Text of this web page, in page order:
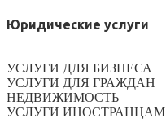
Юридические услуги
УСЛУГИ ДЛЯ БИЗНЕСА
УСЛУГИ ДЛЯ ГРАЖДАН
НЕДВИЖИМОСТЬ
УСЛУГИ ИНОСТРАНЦАМ